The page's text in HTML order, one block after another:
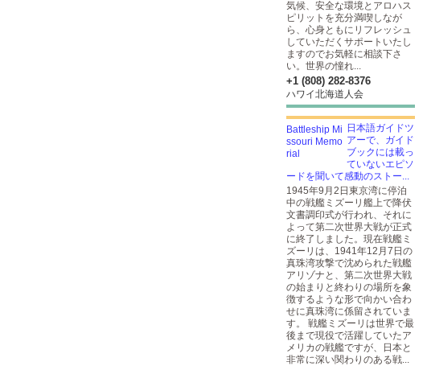
気候、安全な環境とアロハス
ピリットを充分満喫しなが
ら、心身ともにリフレッシュ
していただくサポートいたし
ますのでお気軽に相談下さ
い。世界の憧れ...
+1 (808) 282-8376
ハワイ北海道人会
日本語ガイドツ
アーで、ガイド
ブックには載っ
ていないエピソ
ードを聞いて感動のストー...
1945年9月2日東京湾に停泊
中の戦艦ミズーリ艦上で降伏
文書調印式が行われ、それに
よって第二次世界大戦が正式
に終了しました。現在戦艦ミ
ズーリは、1941年12月7日の
真珠湾攻撃で沈められた戦艦
アリゾナと、第二次世界大戦
の始まりと終わりの場所を象
徴するような形で向かい合わ
せに真珠湾に係留されていま
す。 戦艦ミズーリは世界で最
後まで現役で活躍していたア
メリカの戦艦ですが、日本と
非常に深い関わりのある戦...